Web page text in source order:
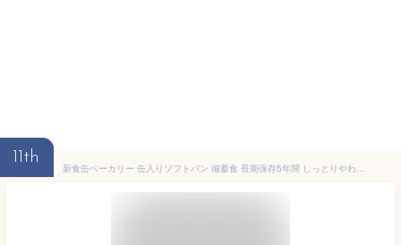
11th
新食缶ベーカリー 缶入りソフトパン 備蓄食 長期保存5年間 しっとりやわらかな食感 6缶セット メロン・オレンジ・黒糖 各2缶